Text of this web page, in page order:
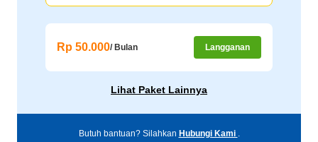
Rp 50.000/ Bulan Langganan
Lihat Paket Lainnya
Butuh bantuan? Silahkan Hubungi Kami .